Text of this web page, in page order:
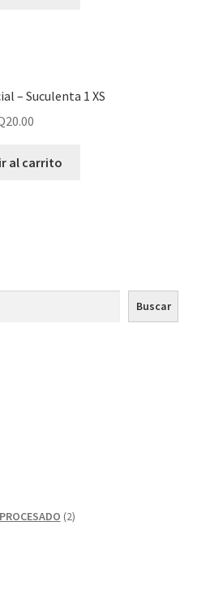
– Suculenta 1 XS
20.00
al carrito
Buscar
22